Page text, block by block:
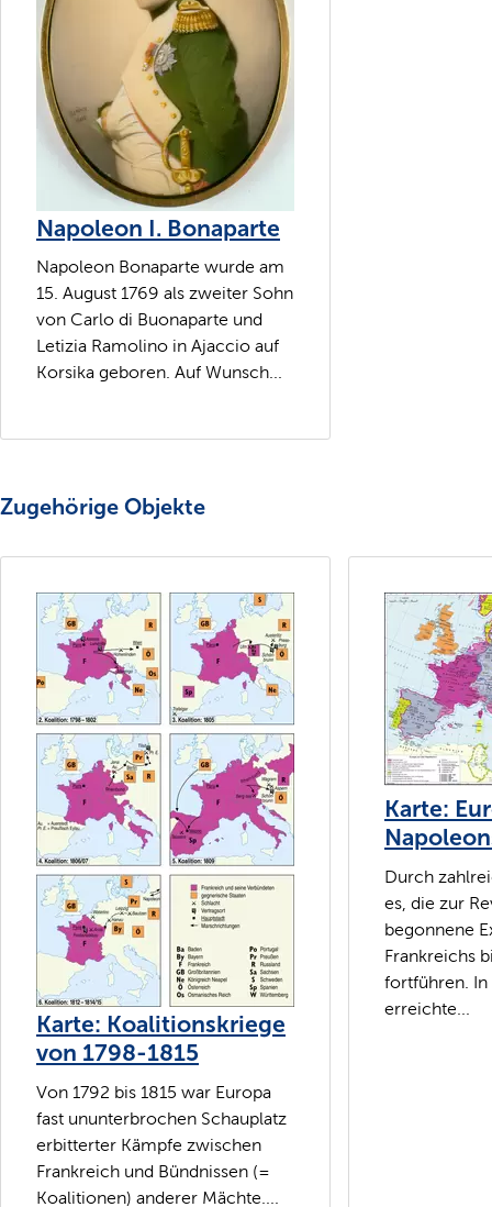
Napoleon I. Bonaparte
Napoleon Bonaparte wurde am
15. August 1769 als zweiter Sohn
von Carlo di Buonaparte und
Letizia Ramolino in Ajaccio auf
Korsika geboren. Auf Wunsch...
Zugehörige Objekte
Karte: Koalitionskriege
von 1798-1815
Von 1792 bis 1815 war Europa
fast ununterbrochen Schauplatz
erbitterter Kämpfe zwischen
Frankreich und Bündnissen (=
Koalitionen) anderer Mächte....
Karte:
Durch
es, die zur
begonnene
Frankreichs
fortführen. In
erreichte...